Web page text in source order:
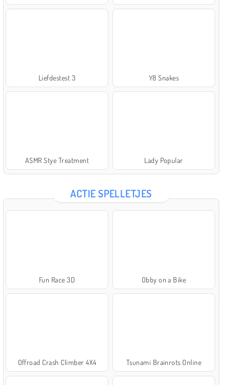
Liefdestest 3 Y8 Snakes
ASMR Stye Treatment Lady Popular
ACTIE SPELLETJES
Fun Race 3D Obby on a Bike
Offroad Crash Climber 4X4 Tsunami Brainrots Online